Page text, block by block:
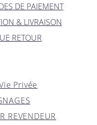
DE PAIEMENT
& LIVRAISON
RETOUR
Privée
REVENDEUR